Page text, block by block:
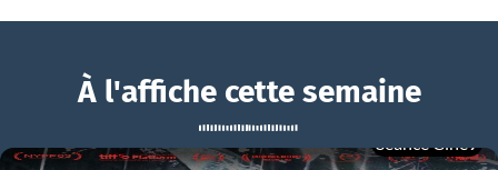
À l'affiche cette semaine